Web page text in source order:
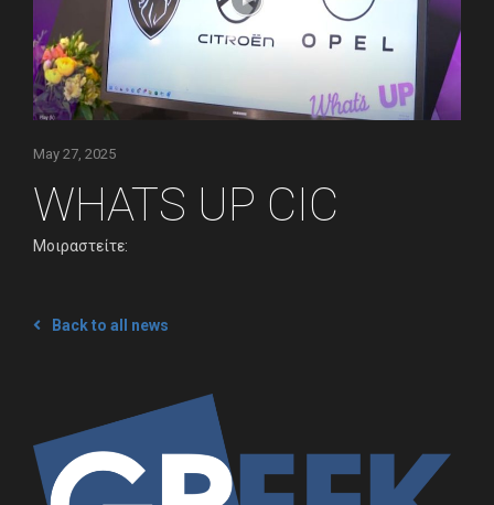
Πελάτες
What’s Up
Νέα
May 27, 2025
WHATS UP CIC
Μοιραστείτε:
Back to all news